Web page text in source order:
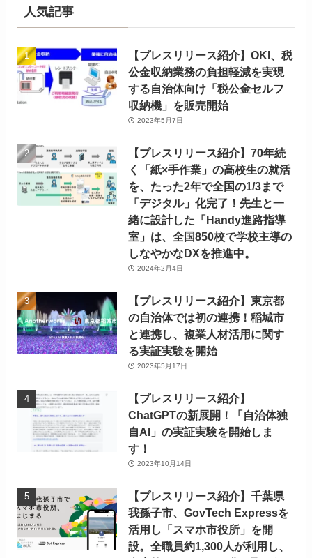
人気記事
【プレスリリース紹介】OKI、税
公金収納業務の負担軽減を実現
する自治体向け「税公金セルフ
収納機」を販売開始
2023年5月7日
【プレスリリース紹介】70年続
く「紙×手作業」の高校生の就活
を、たった2年で全国の1/3まで
「デジタル」化完了！先生と一
緒に設計した「Handy進路指導
室」は、全国850校で学校主導の
しなやかなDXを推進中。
2024年2月4日
【プレスリリース紹介】東京都
の自治体では初の連携！稲城市
と連携し、複業人材活用に関す
る実証実験を開始
2023年5月17日
【プレスリリース紹介】
ChatGPTの新展開！「自治体独
自AI」の実証実験を開始しま
す！
2023年10月14日
【プレスリリース紹介】千葉県
我孫子市、GovTech Expressを
活用し「スマホ市役所」を開
設。全職員約1,300人が利用し、